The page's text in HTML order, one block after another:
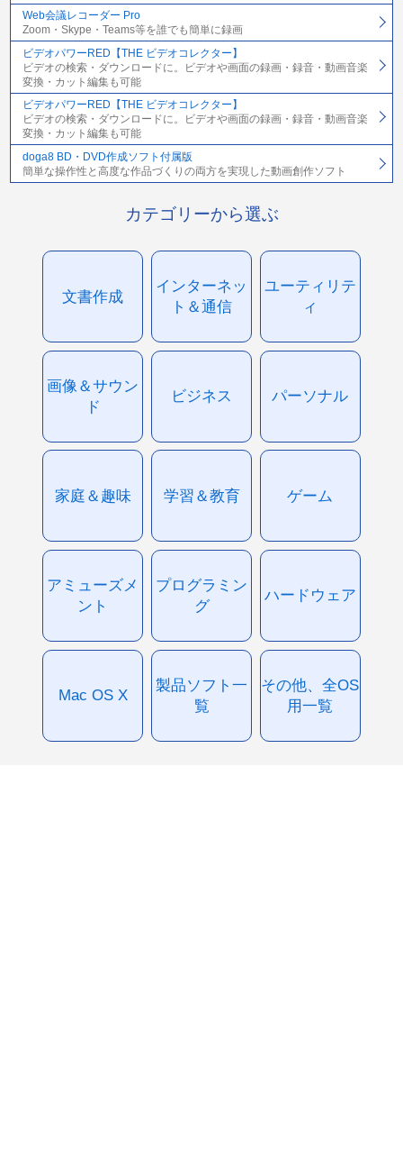
Web会議レコーダー Pro
Zoom・Skype・Teams等を誰でも簡単に録画
ビデオパワーRED【THE ビデオコレクター】
ビデオの検索・ダウンロードに。ビデオや画面の録画・録音・動画音楽
変換・カット編集も可能
ビデオパワーRED【THE ビデオコレクター】
ビデオの検索・ダウンロードに。ビデオや画面の録画・録音・動画音楽
変換・カット編集も可能
doga8 BD・DVD作成ソフト付属版
簡単な操作性と高度な作品づくりの両方を実現した動画創作ソフト
カテゴリーから選ぶ
文書作成
インターネッ
ト＆通信
ユーティリテ
ィ
画像＆サウン
ド
ビジネス パーソナル
家庭＆趣味 学習＆教育 ゲーム
アミューズメ
ント
プログラミン
グ
ハードウェア
Mac OS X
製品ソフト一
覧
その他、全OS
用一覧